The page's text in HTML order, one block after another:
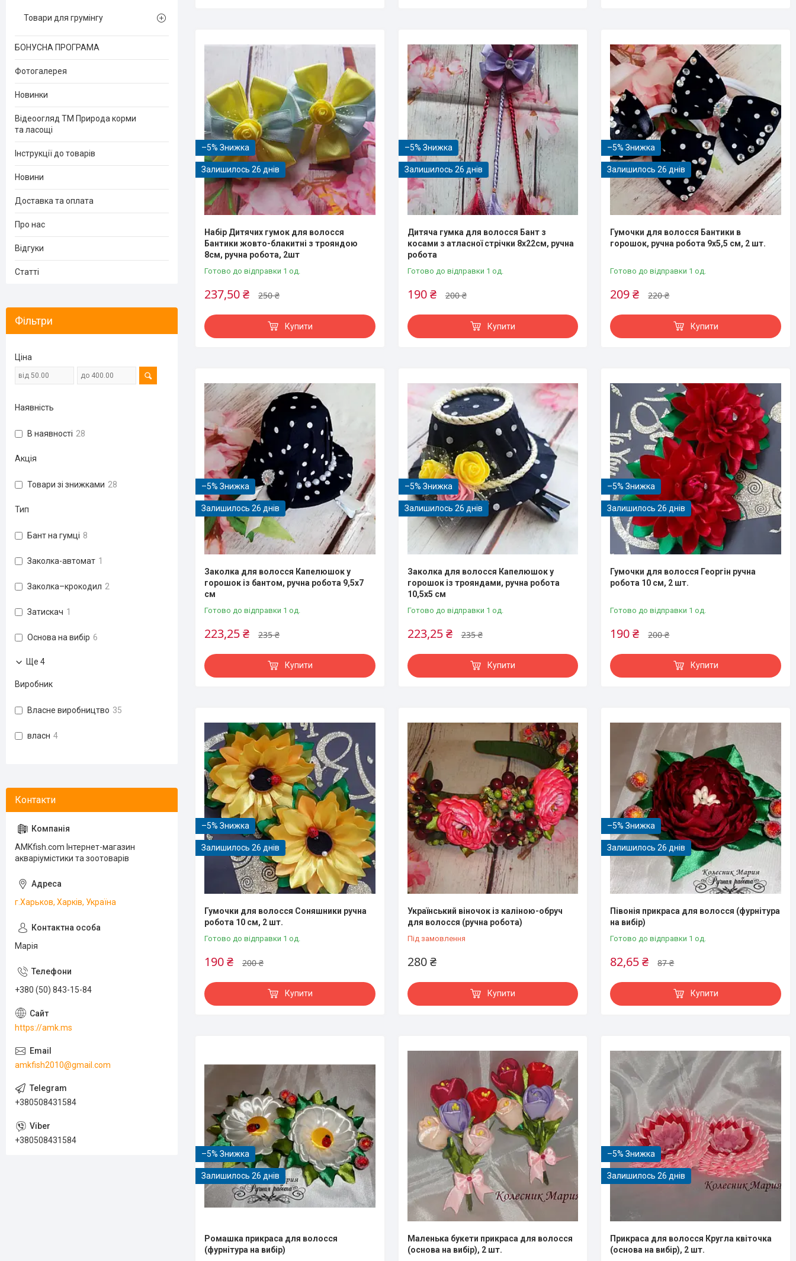
–5%
Залишилось 26 днів
Набір Дитячих гумок для волосся
Бантики жовто-блакитні з трояндою
8см, ручна робота, 2шт
Готово до відправки 1 од.
250 ₴
237,50 ₴
Купити
–5%
Залишилось 26 днів
Дитяча гумка для волосся Бант з
косами з атласної стрічки 8х22см, ручна
робота
Готово до відправки 1 од.
200 ₴
190 ₴
Купити
–5%
Залишилось 26 днів
Гумочки для волосся Бантики в
горошок, ручна робота 9х5,5 см, 2 шт.
Готово до відправки 1 од.
220 ₴
209 ₴
Купити
–5%
Залишилось 26 днів
Заколка для волосся Капелюшок у
горошок із бантом, ручна робота 9,5х7
см
Готово до відправки 1 од.
235 ₴
223,25 ₴
Купити
–5%
Залишилось 26 днів
Заколка для волосся Капелюшок у
горошок із трояндами, ручна робота
10,5х5 см
Готово до відправки 1 од.
235 ₴
223,25 ₴
Купити
–5%
Залишилось 26 днів
Гумочки для волосся Георгін ручна
робота 10 см, 2 шт.
Готово до відправки 1 од.
200 ₴
190 ₴
Купити
–5%
Залишилось 26 днів
Гумочки для волосся Соняшники ручна
робота 10 см, 2 шт.
Готово до відправки 1 од.
200 ₴
190 ₴
Купити
Український віночок із каліною-обруч
для волосся (ручна робота)
Під замовлення
280 ₴
Купити
–5%
Залишилось 26 днів
Півонія прикраса для волосся (фурнітура
на вибір)
Готово до відправки 1 од.
87 ₴
82,65 ₴
Купити
–5%
Залишилось 26 днів
Ромашка прикраса для волосся
(фурнітура на вибір)
Маленька букети прикраса для волосся
(основа на вибір), 2 шт.
–5%
Залишилось 26 днів
Прикраса для волосся Кругла квіточка
(основа на вибір), 2 шт.
Товари для грумінгу
БОНУСНА ПРОГРАМА
Фотогалерея
Новинки
Відеоогляд ТМ Природа корми
та ласощі
Інструкції до товарів
Новини
Доставка та оплата
Про нас
Відгуки
Статті
Фільтри
Ціна
Наявність
В наявності 28
Акція
Товари зі знижками 28
Тип
Бант на гумці 8
Заколка-автомат 1
Заколка–крокодил 2
Затискач 1
Основа на вибір 6
Ще 4
Виробник
Власне виробництво 35
власн 4
AMKfish.com Інтернет-магазин
акваріумістики та зоотоварів
г.Харьков, Харків, Україна
Марія
+380 (50) 843-15-84
https://amk.ms
amkfish2010@gmail.com
+380508431584
+380508431584